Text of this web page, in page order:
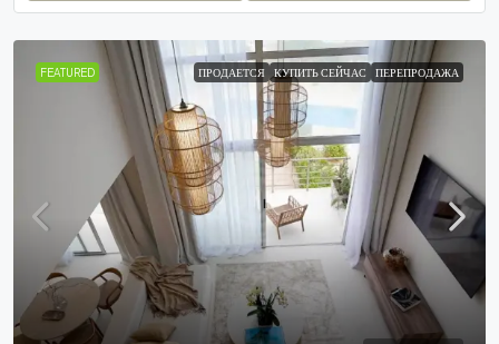
FEATURED ПРОДАЕТСЯ КУПИТЬ СЕЙЧАС ПЕРЕПРОДАЖА